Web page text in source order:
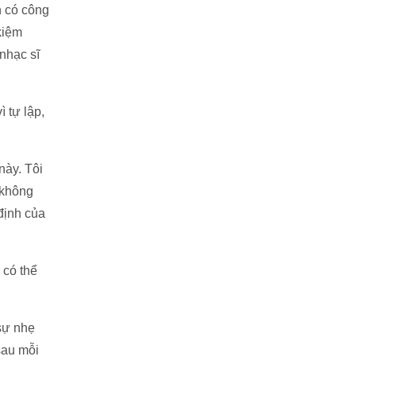
có công
sĩ
tự lập,
Tôi
của
thể
nhẹ
mỗi